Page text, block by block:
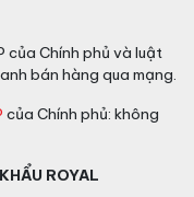
65 Nguyễn Xuân
Chính phủ và luật
bán hàng qua mạng.
của Chính phủ: không
ROYAL